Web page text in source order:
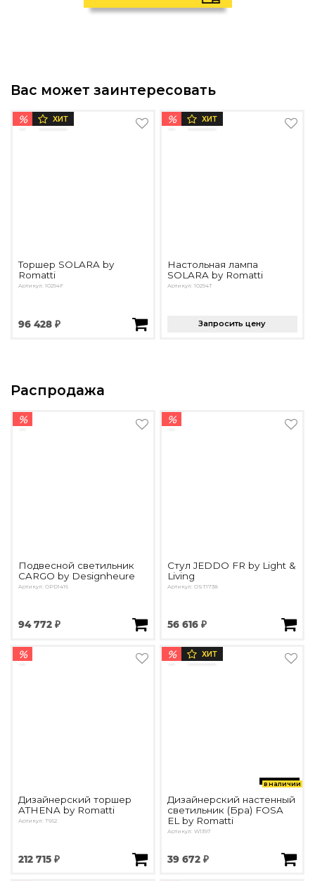
Вас может заинтересовать
% ХИТ
Торшер SOLARA by
Romatti
Артикул: 10294F
96 428 ₽
% ХИТ
Настольная лампа
SOLARA by Romatti
Артикул: 10294T
Запросить цену
Распродажа
%
Подвесной светильник
CARGO by Designheure
Артикул: OPD1416
94 772 ₽
%
Стул JEDDO FR by Light &
Living
Артикул: OST1738
56 616 ₽
%
Дизайнерский торшер
ATHENA by Romatti
Артикул: T662
212 715 ₽
в наличии
% ХИТ
Дизайнерский настенный
светильник (Бра) FOSA
EL by Romatti
Артикул: W1397
39 672 ₽